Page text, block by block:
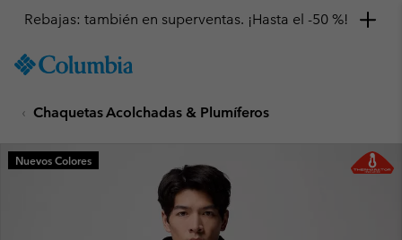
TO
SKIP
MAIN
NAV
Rebajas: también en superventas. ¡Hasta el -50 %!
Chaquetas Acolchadas & Plumíferos
Nuevos Colores